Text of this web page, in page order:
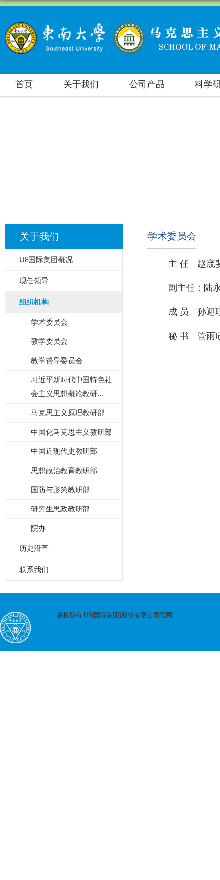
首页 关于我们 公司产品 科学
关于我们
U8国际集团概况
现任领导
组织机构
学术委员会
教学委员会
教学督导委员会
习近平新时代中国特色社
会主义思想概论教研...
马克思主义原理教研部
中国化马克思主义教研部
中国近现代史教研部
思想政治教育教研部
国防与形策教研部
研究生思政教研部
院办
历史沿革
联系我们
学术委员会
主 任：赵宬
副主任：陆
成 员：孙迎
秘 书：管雨
版权所有 U8(国际集团)股份有限公司官网